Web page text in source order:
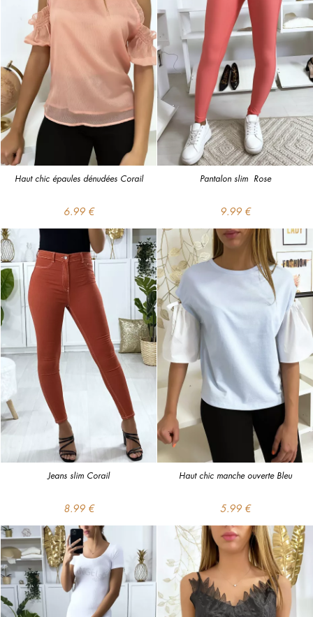
Haut chic épaules dénudées Corail
6.99 €
Pantalon slim  Rose
9.99 €
Jeans slim Corail
8.99 €
Haut chic manche ouverte Bleu
5.99 €